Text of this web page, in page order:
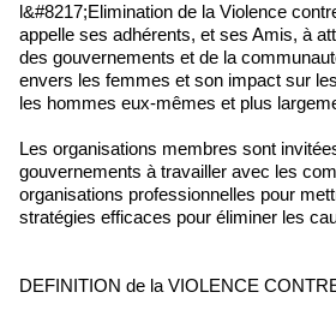
l&#8217;Elimination de la Violence
appelle ses adhérents, et ses Amis, à
des gouvernements et de la
envers les femmes et son impact sur
les hommes eux-mêmes et plus
Les organisations membres sont
gouvernements à travailler avec les
organisations professionnelles pour
stratégies efficaces pour éliminer les
DEFINITION de la VIOLENCE